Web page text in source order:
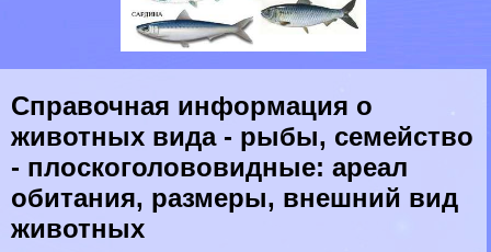
Справочная информация о
животных вида - рыбы, семейство
- плоскоголововидные: ареал
обитания, размеры, внешний вид
животных